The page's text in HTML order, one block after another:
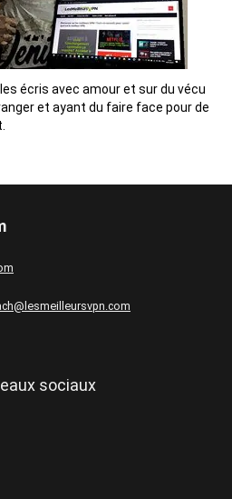
écris avec amour et sur du vécu
et ayant du faire face pour de
sociaux